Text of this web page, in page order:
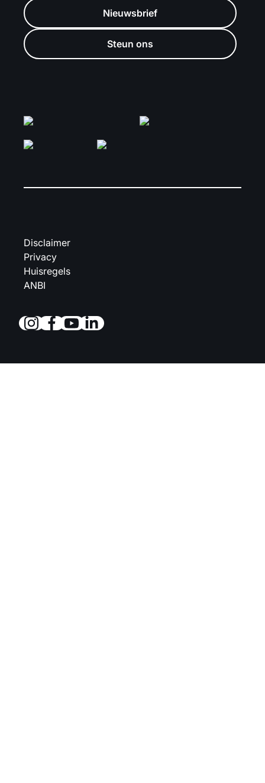
Nieuwsbrief
Steun ons
Disclaimer
Privacy
Huisregels
ANBI